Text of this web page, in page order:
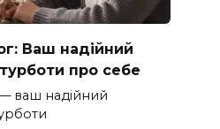
Ваш надійний
про себе
ваш надійний